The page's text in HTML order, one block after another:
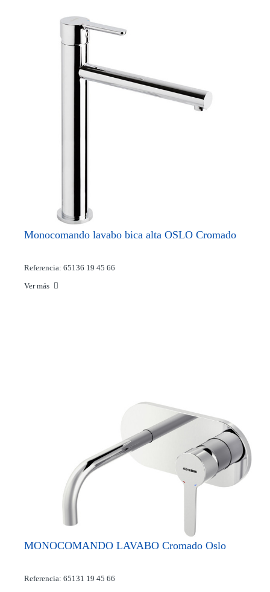
Monocomando lavabo bica alta OSLO Cromado
Referencia: 65136 19 45 66
Ver más
MONOCOMANDO LAVABO Cromado Oslo
Referencia: 65131 19 45 66